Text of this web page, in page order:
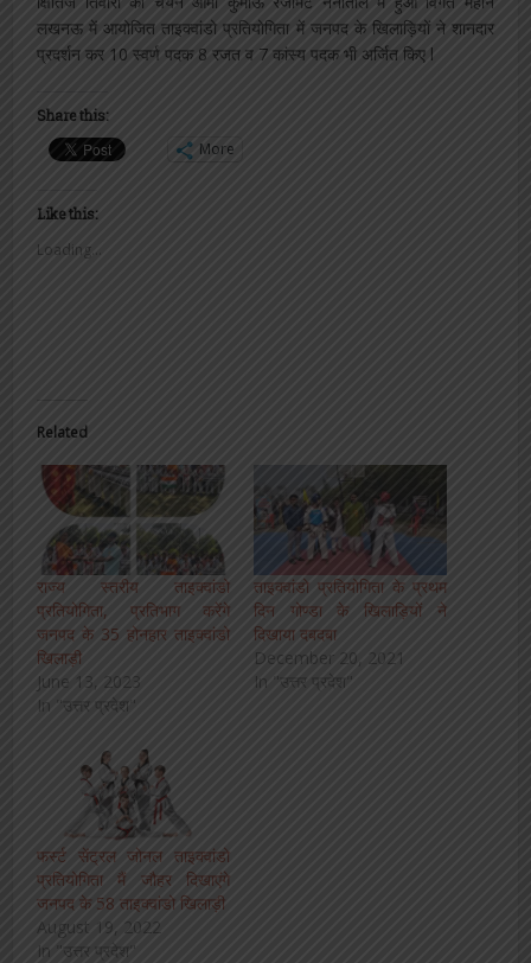
लखनऊ में आयोजित ताइक्वांडो प्रतियोगिता में जनपद के खिलाड़ियों ने शानदार
प्रदर्शन कर 10 स्वर्ण पदक 8 रजत व 7 कांस्य पदक भी अर्जित किए l
Share this:
More
Like this:
Loading...
Related
राज्य स्तरीय ताइक्वांडो
प्रतियोगिता, प्रतिभाग करेंगे
जनपद के 35 होनहार ताइक्वांडो
खिलाड़ी
June 13, 2023
In "उत्तर प्रदेश"
ताइक्वांडो प्रतियोगिता के प्रथम
दिन गोण्डा के खिलाड़ियों ने
दिखाया दबदबा
December 20, 2021
In "उत्तर प्रदेश"
फर्स्ट सेंट्रल जोनल ताइक्वांडो
प्रतियोगिता मैं जौहर दिखाएंगे
जनपद के 58 ताइक्वांडो खिलाड़ी
August 19, 2022
In "उत्तर प्रदेश"